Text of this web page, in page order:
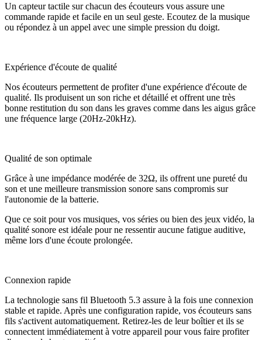
Un capteur tactile sur chacun des écouteurs vous assure une
commande rapide et facile en un seul geste. Ecoutez de la musique
ou répondez à un appel avec une simple pression du doigt.
Expérience d'écoute de qualité
Nos écouteurs permettent de profiter d'une expérience d'écoute de
qualité. Ils produisent un son riche et détaillé et offrent une très
bonne restitution du son dans les graves comme dans les aigus grâce
une fréquence large (20Hz-20kHz).
Qualité de son optimale
Grâce à une impédance modérée de 32Ω, ils offrent une pureté du
son et une meilleure transmission sonore sans compromis sur
l'autonomie de la batterie.
Que ce soit pour vos musiques, vos séries ou bien des jeux vidéo, la
qualité sonore est idéale pour ne ressentir aucune fatigue auditive,
même lors d'une écoute prolongée.
Connexion rapide
La technologie sans fil Bluetooth 5.3 assure à la fois une connexion
stable et rapide. Après une configuration rapide, vos écouteurs sans
fils s'activent automatiquement. Retirez-les de leur boîtier et ils se
connectent immédiatement à votre appareil pour vous faire profiter